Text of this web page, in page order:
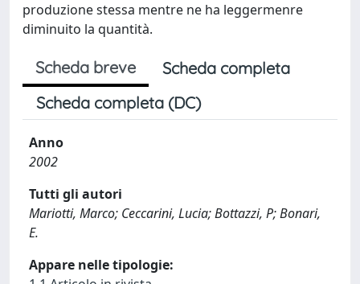
produzione stessa mentre ne ha leggermenre
diminuito la quantità.
Scheda breve
Scheda completa
Scheda completa (DC)
Anno
2002
Tutti gli autori
Mariotti, Marco; Ceccarini, Lucia; Bottazzi, P; Bonari,
E.
Appare nelle tipologie: